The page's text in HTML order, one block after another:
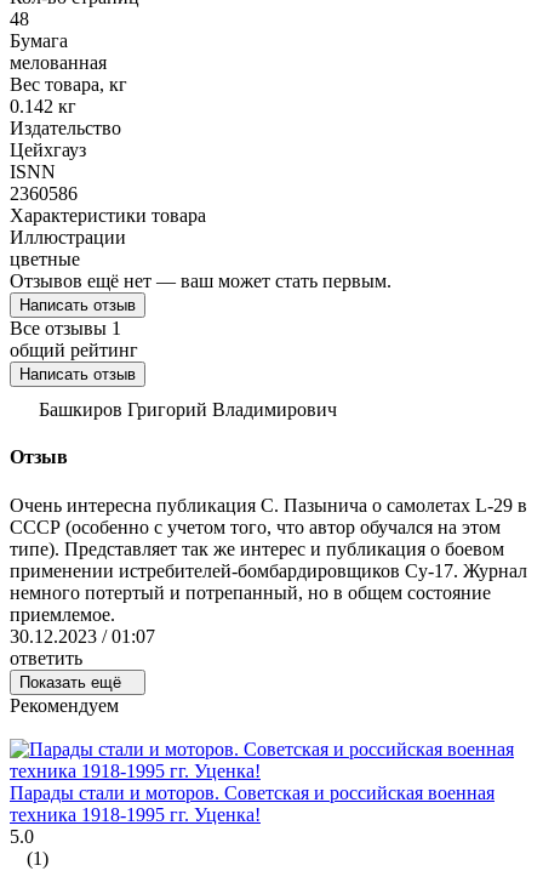
48
Бумага
мелованная
Вес товара, кг
0.142 кг
Издательство
Цейхгауз
ISNN
2360586
Характеристики товара
Иллюстрации
цветные
Отзывов ещё нет — ваш может стать первым.
Написать отзыв
Все отзывы 1
общий рейтинг
Написать отзыв
Башкиров Григорий Владимирович
Отзыв
Очень интересна публикация С. Пазынича о самолетах L-29 в
СССР (особенно с учетом того, что автор обучался на этом
типе). Представляет так же интерес и публикация о боевом
применении истребителей-бомбардировщиков Су-17. Журнал
немного потертый и потрепанный, но в общем состояние
приемлемое.
30.12.2023 / 01:07
ответить
Показать ещё
Рекомендуем
Парады стали и моторов. Советская и российская военная
техника 1918-1995 гг. Уценка!
5.0
(1)